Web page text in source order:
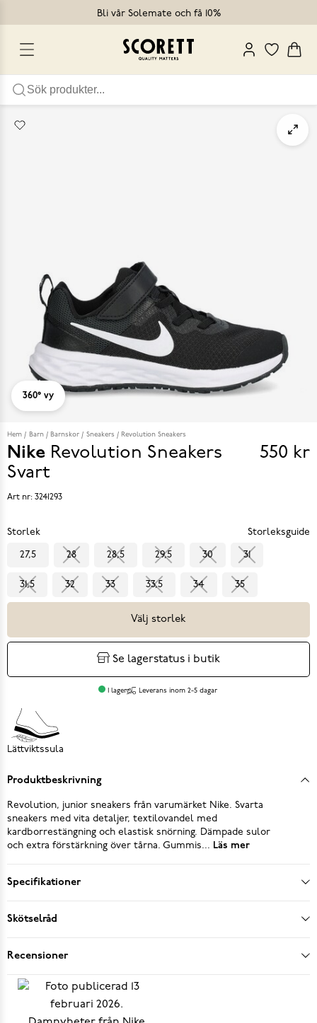
Bli vår Solemate och få 10%
360° vy
Hem Barn Barnskor Sneakers Revolution Sneakers
Nike Revolution Sneakers
Svart
Pris
550 kr
Art nr: 3241293
Storlek Storleksguide
27,5 28 28,5 29,5 30 31
31,5 32 33 33,5 34 35
Välj storlek
Se lagerstatus i butik
I lager Leverans inom 2-5 dagar
Lättviktssula
Produktbeskrivning
Revolution, junior sneakers från varumärket Nike. Svarta
sneakers med vita detaljer, textilovandel med
kardborrestängning och elastisk snörning. Dämpade sulor
och extra förstärkning över tårna. Gummis... Läs mer
Specifikationer
Skötselråd
Recensioner